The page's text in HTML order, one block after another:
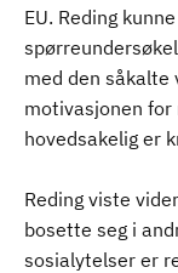
EU. Reding
med den såkalte
motivasjonen
hovedsakelig er
Reding viste
bosette seg i
sosialytelser er